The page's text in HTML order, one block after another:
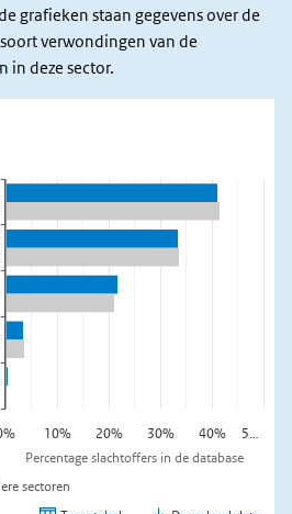
grafieken staan gegevens over de
verwondingen van de
in deze sector.